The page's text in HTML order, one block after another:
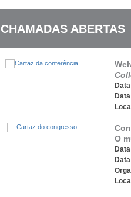
CHAMADAS ABERTAS
O